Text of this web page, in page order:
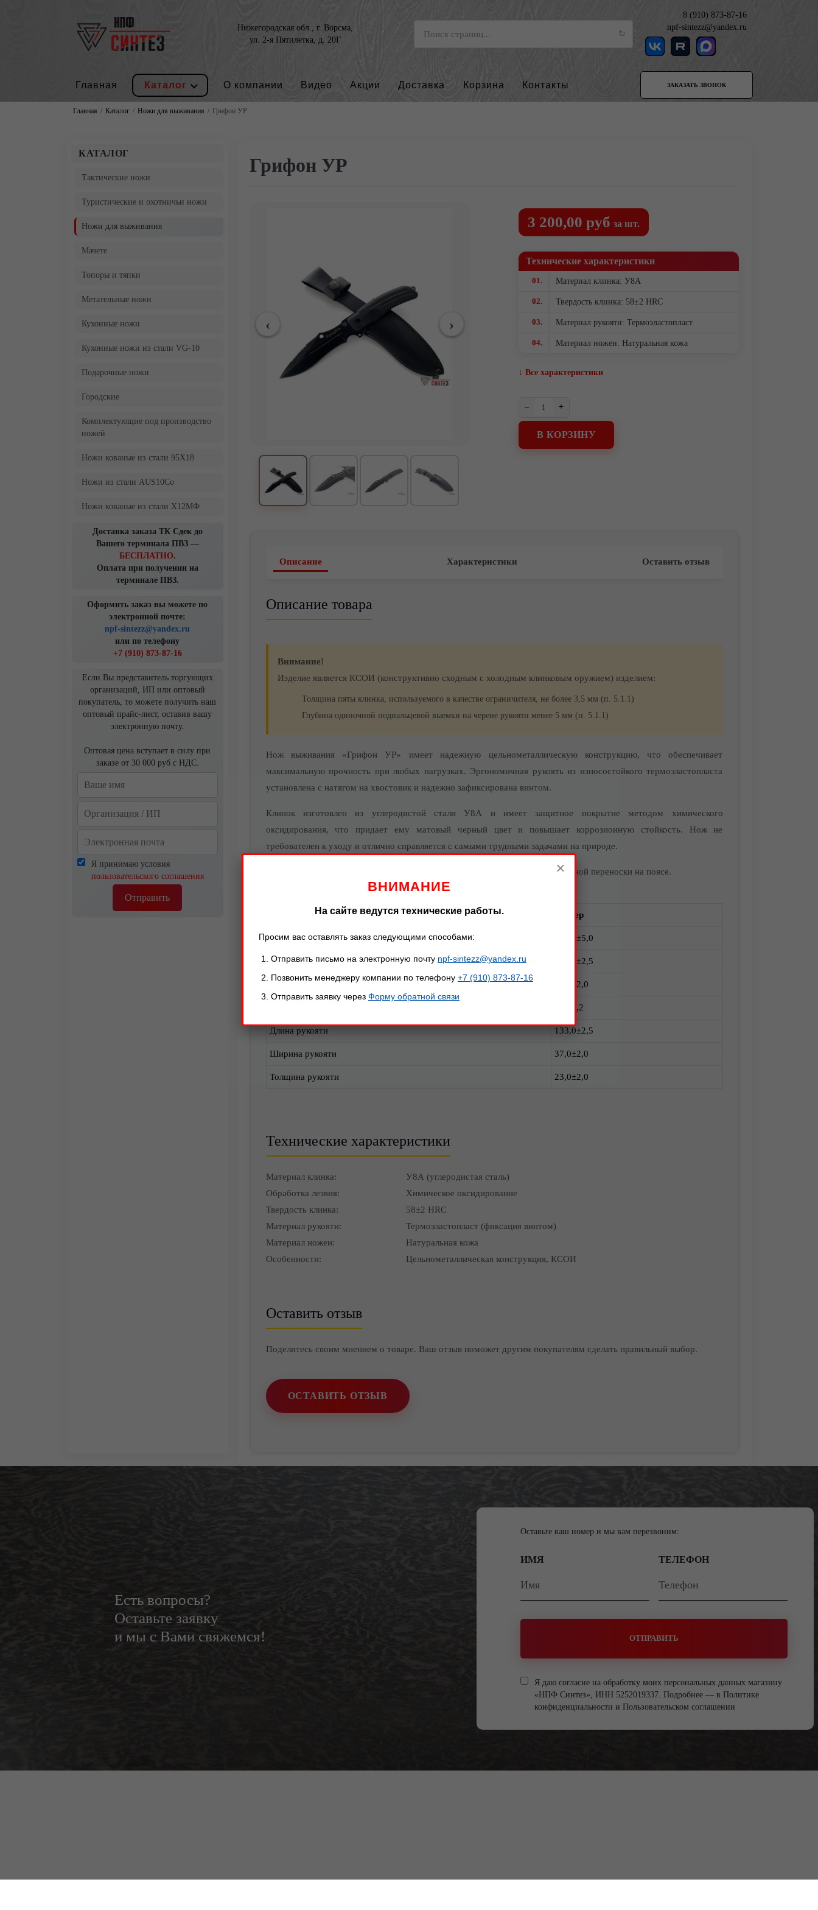
Нижегородская обл., г. Ворсма,
ул. 2-я Пятилетка, д. 20Г
8 (910) 873-87-16
npf-sintezz@yandex.ru
Главная Каталог О компании Видео Акции Доставка Корзина Контакты ЗАКАЗАТЬ ЗВОНОК
Главная Каталог Ножи для выживания Грифон УР
КАТАЛОГ
Тактические ножи
Туристические и охотничьи ножи
Ножи для выживания
Мачете
Топоры и тяпки
Метательные ножи
Кухонные ножи
Кухонные ножи из стали VG-10
Подарочные ножи
Городские
Комплектующие под производство
ножей
Ножи кованые из стали 95Х18
Ножи из стали AUS10Co
Ножи кованые из стали Х12МФ
Доставка заказа ТК Сдек до
Вашего терминала ПВЗ —
БЕСПЛАТНО.
Оплата при получении на
терминале ПВЗ.
Оформить заказ вы можете по
электронной почте:
npf-sintezz@yandex.ru
или по телефону
+7 (910) 873-87-16
Если Вы представитель торгующих
организаций, ИП или оптовый
покупатель, то можете получить наш
оптовый прайс-лист, оставив вашу
электронную почту.
Оптовая цена вступает в силу при
заказе от 30 000 руб с НДС.
Я принимаю условия
пользовательского соглашения
Отправить
Грифон УР
3 200,00 руб за шт.
Технические характеристики
01. Материал клинка: У8А
02. Твердость клинка: 58±2 HRC
03. Материал рукояти: Термоэластопласт
04. Материал ножен: Натуральная кожа
↓ Все характеристики
– +
В КОРЗИНУ
Описание Характеристики Оставить отзыв
Описание товара
Внимание!
Изделие является КСОИ (конструктивно сходным с холодным клинковым оружием) изделием:
Толщина пяты клинка, используемого в качестве ограничителя, не более 3,5 мм (п. 5.1.1)
Глубина одиночной подпальцевой выемки на черене рукояти менее 5 мм (п. 5.1.1)
Нож выживания «Грифон УР» имеет надежную цельнометаллическую конструкцию, что обеспечивает
максимальную прочность при любых нагрузках. Эргономичная рукоять из износостойкого термоэластопласта
установлена с натягом на хвостовик и надежно зафиксирована винтом.
Клинок изготовлен из углеродистой стали У8А и имеет защитное покрытие методом химического
оксидирования, что придает ему матовый черный цвет и повышает коррозионную стойкость. Нож не
требователен к уходу и отлично справляется с самыми трудными задачами на природе.
В комплекте с ножом идут прочные ножны из натуральной кожи для безопасной переноски на поясе.
Размер
Общая длина 292,0±5,0
Длина клинка 155,0±2,5
40,0±2,0
4,8±0,2
Длина рукояти 133,0±2,5
Ширина рукояти 37,0±2,0
Толщина рукояти 23,0±2,0
Технические характеристики
Материал клинка:
У8А (углеродистая сталь)
Обработка лезвия:
Химическое оксидирование
Твердость клинка:
58±2 HRC
Материал рукояти:
Термоэластопласт (фиксация винтом)
Материал ножен:
Натуральная кожа
Особенности:
Цельнометаллическая конструкция, КСОИ
Оставить отзыв
Поделитесь своим мнением о товаре. Ваш отзыв поможет другим покупателям сделать правильный выбор.
ОСТАВИТЬ ОТЗЫВ
Есть вопросы?
Оставьте заявку
и мы с Вами свяжемся!
Оставьте ваш номер и мы вам перезвоним:
ИМЯ ТЕЛЕФОН
ОТПРАВИТЬ
Я даю согласие на обработку моих персональных данных магазину
«НПФ Синтез», ИНН 5252019337. Подробнее — в Политике
конфиденциальности и Пользовательском соглашении
×
ВНИМАНИЕ
На сайте ведутся технические работы.
Просим вас оставлять заказ следующими способами:
Отправить письмо на электронную почту npf-sintezz@yandex.ru
Позвонить менеджеру компании по телефону +7 (910) 873-87-16
Отправить заявку через Форму обратной связи